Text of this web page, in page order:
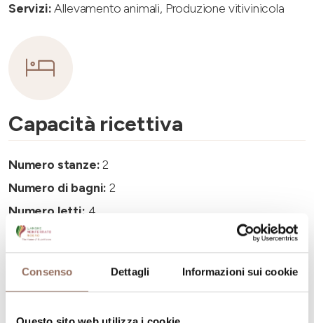
Consenso Dettagli Informazioni sui cookie
Servizi:Allevamento animali, Produzione vitivinicola
Capacità ricettiva
Numero stanze:2
Numero di bagni: 2
Numero letti: 4